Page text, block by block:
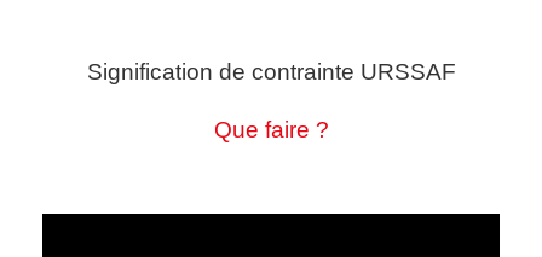
Signification de contrainte URSSAF
Que faire ?